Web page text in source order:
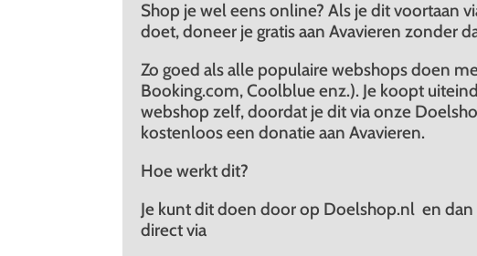
Shop je wel eens online? Als je dit voortaan
doet, doneer je gratis aan Avavieren zonder
Zo goed als alle populaire webshops doen
Booking.com, Coolblue enz.). Je koopt
webshop zelf, doordat je dit via onze
kostenloos een donatie aan Avavieren.
Hoe werkt dit?
Je kunt dit doen door op Doelshop.nl en
direct via